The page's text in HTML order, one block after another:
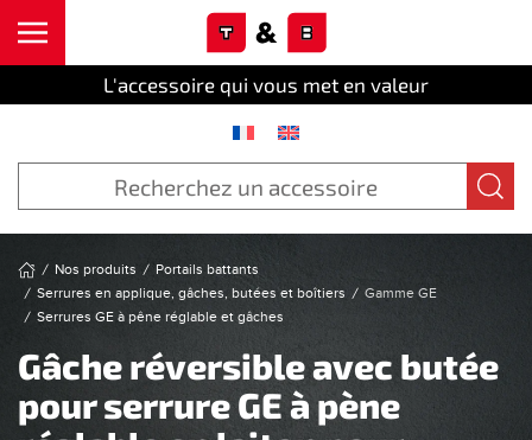
L'accessoire qui vous met en valeur
Nos produits
Portails battants
Serrures en applique, gâches, butées et boîtiers
Gamme GE
Serrures GE à pêne réglable et gâches
Gâche réversible avec butée
pour serrure GE à pène
Cookies management panel